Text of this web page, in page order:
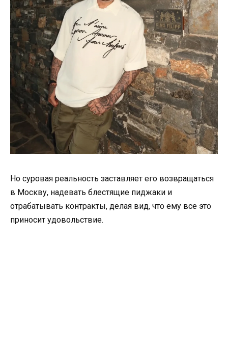
Но суровая реальность заставляет его возвращаться
в Москву, надевать блестящие пиджаки и
отрабатывать контракты, делая вид, что ему все это
приносит удовольствие.